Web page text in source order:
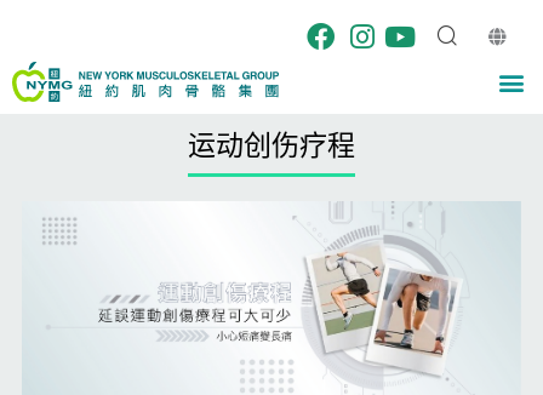
容
运动创伤疗程